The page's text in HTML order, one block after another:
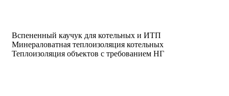
Вспененный каучук для котельных и ИТП
Минераловатная теплоизоляция котельных
Теплоизоляция объектов с требованием НГ